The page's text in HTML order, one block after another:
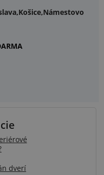
Košice,Námestovo
dverí